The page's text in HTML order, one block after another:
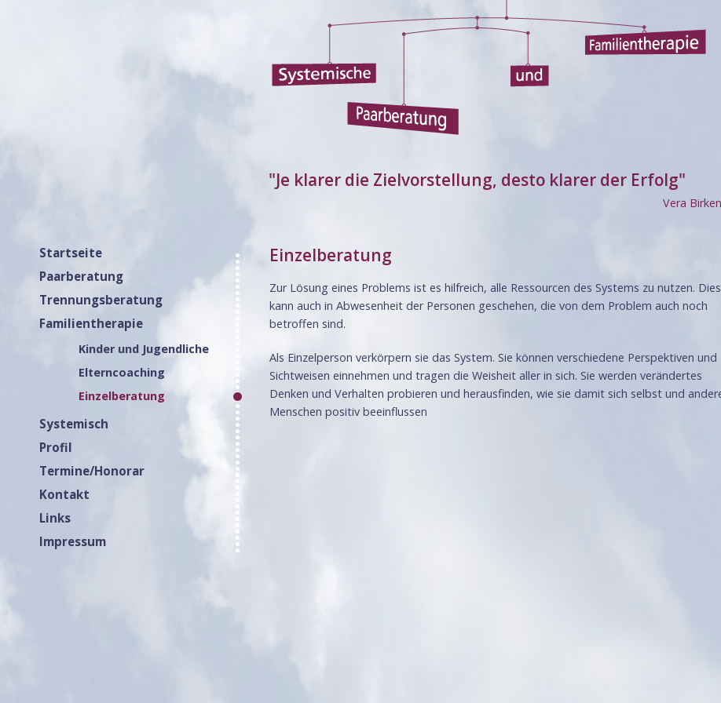
"Je klarer die Zielvorstellung, desto klarer der Erfolg"
Vera
Startseite
Paarberatung
Trennungsberatung
Familientherapie
Kinder und Jugendliche
Elterncoaching
Einzelberatung
Systemisch
Profil
Termine/Honorar
Kontakt
Links
Impressum
Einzelberatung
Zur Lösung eines Problems ist es hilfreich, alle Ressourcen des Systems zu nutzen. Dies
kann auch in Abwesenheit der Personen geschehen, die von dem Problem auch noch
betroffen sind.
Als Einzelperson verkörpern sie das System. Sie können verschiedene Perspektiven und
Sichtweisen einnehmen und tragen die Weisheit aller in sich. Sie werden verändertes
Denken und Verhalten probieren und herausfinden, wie sie damit sich selbst und
Menschen positiv beeinflussen